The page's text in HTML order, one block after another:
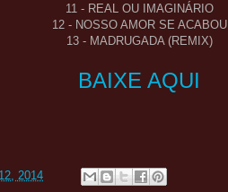
11 - REAL OU IMAGINÁRIO
12 - NOSSO AMOR SE ACABOU
13 - MADRUGADA (REMIX)
BAIXE AQUI
2014